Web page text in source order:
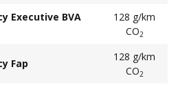
Executive BVA
128 g/km
CO2
Fap
128 g/km
CO2